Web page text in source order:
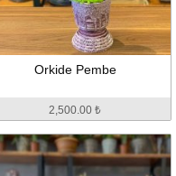
Orkide Pembe
2,500.00 ₺